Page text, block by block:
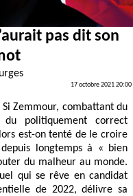
pas dit son
17 octobre 2021 20:00
Si Zemmour, combattant du
politiquement correct
est-on tenté de le croire
longtemps à « bien
du malheur au monde.
qui se rêve en candidat
de 2022, délivre sa